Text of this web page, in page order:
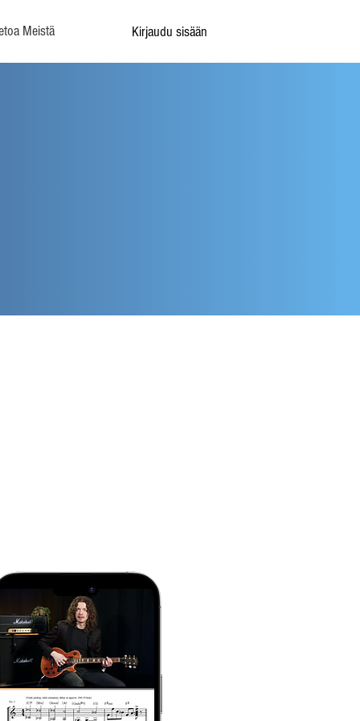
Meistä Kirjaudu sisään